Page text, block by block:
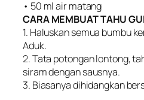
• 50 ml air matang
CARA MEMBUAT TAHU
1. Haluskan semua bumbu
Aduk.
2. Tata potongan lontong,
siram dengan sausnya.
3. Biasanya dihidangkan